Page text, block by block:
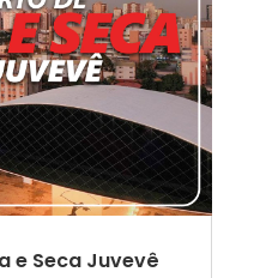
e Seca Juvevê